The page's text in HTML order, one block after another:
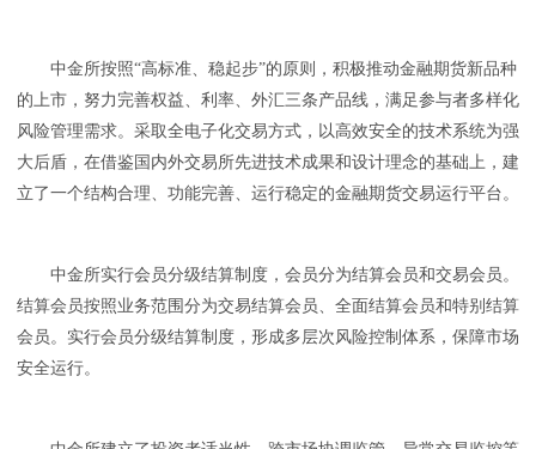
中金所按照“高标准、稳起步”的原则，积极推动金融期货新品种
的上市，努力完善权益、利率、外汇三条产品线，满足参与者多样化
风险管理需求。采取全电子化交易方式，以高效安全的技术系统为强
大后盾，在借鉴国内外交易所先进技术成果和设计理念的基础上，建
立了一个结构合理、功能完善、运行稳定的金融期货交易运行平台。
中金所实行会员分级结算制度，会员分为结算会员和交易会员。
结算会员按照业务范围分为交易结算会员、全面结算会员和特别结算
会员。实行会员分级结算制度，形成多层次风险控制体系，保障市场
安全运行。